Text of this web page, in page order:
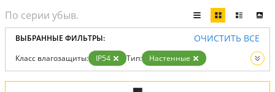
ВЫБРАННЫЕ ФИЛЬТРЫ: ОЧИСТИТЬ ВСЕ
Класс влагозащиты: IP54 Тип:
Настенные
Вид:
Светильники